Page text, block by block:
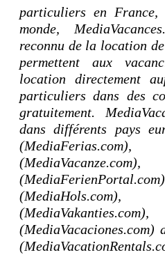
particuliers en
monde,
reconnu de la location
permettent aux
location directement
particuliers dans des
gratuitement.
dans différents pays
(MediaVacaciones.com)